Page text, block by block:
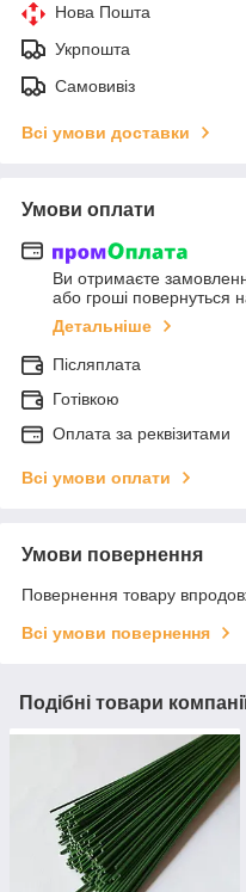
Нова Пошта
Укрпошта
Самовивіз
Всі умови доставки
Умови оплати
Ви отримаєте
або гроші повернуться
Детальніше
Післяплата
Готівкою
Оплата за реквізитами
Всі умови оплати
Умови повернення
Повернення товару
Всі умови повернення
Подібні товари